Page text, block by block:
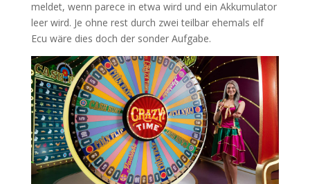
meldet, wenn parece in etwa wird und ein Akkumulator
leer wird. Je ohne rest durch zwei teilbar ehemals elf
Ecu wäre dies doch der sonder Aufgabe.